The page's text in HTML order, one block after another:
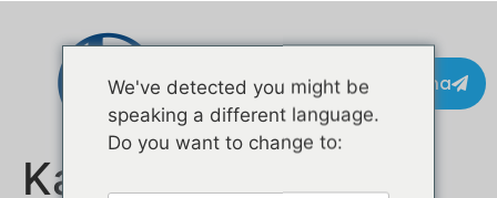
Pišite na
Kako sodobni
We've detected you might be
speaking a different language.
Do you want to change to: